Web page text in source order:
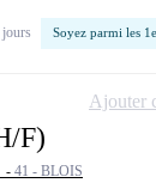
Soyez parmi les
F)
- 41 - BLOIS
Ajouter